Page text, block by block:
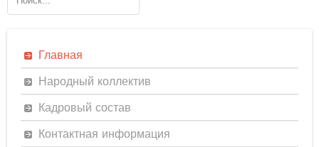
Главная
Народный коллектив
Кадровый состав
Контактная информация